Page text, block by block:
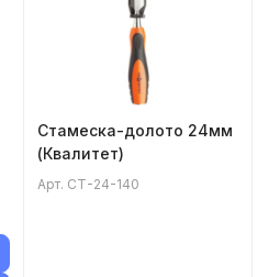
Стамеска-долото 24мм
(Квалитет)
Арт. СТ-24-140